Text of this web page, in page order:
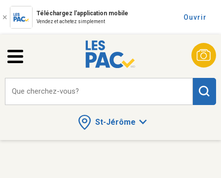
Téléchargez l'application mobile
Vendez et achetez simplement
Ouvrir
St-Jérôme
Que cherchez-vous?